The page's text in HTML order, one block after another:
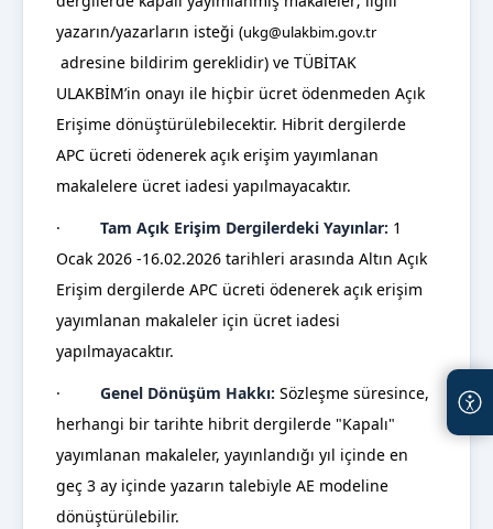
yazarın/yazarların isteği (ukg@ulakbim.gov.tr
adresine bildirim gereklidir) ve TÜBİTAK
ULAKBİM’in onayı ile hiçbir ücret ödenmeden Açık
Erişime dönüştürülebilecektir. Hibrit dergilerde
APC ücreti ödenerek açık erişim yayımlanan
makalelere ücret iadesi yapılmayacaktır.
· Tam Açık Erişim Dergilerdeki Yayınlar: 1
Ocak 2026 -16.02.2026 tarihleri arasında Altın Açık
Erişim dergilerde APC ücreti ödenerek açık erişim
yayımlanan makaleler için ücret iadesi
yapılmayacaktır.
· Genel Dönüşüm Hakkı: Sözleşme süresince,
herhangi bir tarihte hibrit dergilerde "Kapalı"
yayımlanan makaleler, yayınlandığı yıl içinde en
geç 3 ay içinde yazarın talebiyle AE modeline
dönüştürülebilir.